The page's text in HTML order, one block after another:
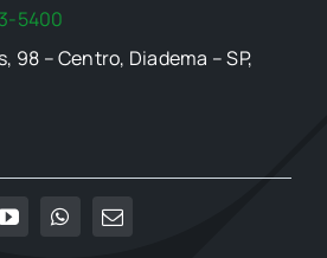
5400
98 – Centro, Diadema – SP,